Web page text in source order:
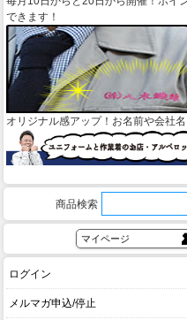
できます！
オリジナル感アップ！お名前や会社
商品検索
マイページ
ログイン
メルマガ申込/停止